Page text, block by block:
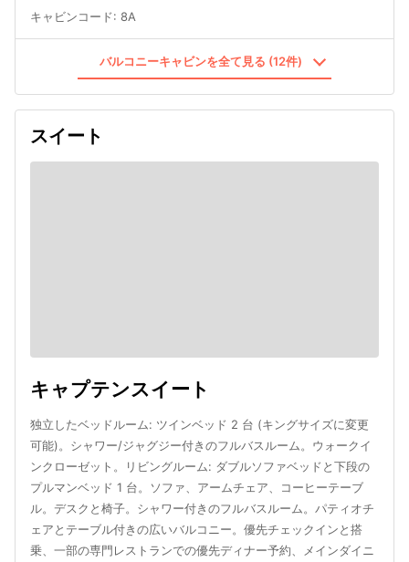
キャビンコード: 8A
バルコニーキャビンを全て見る (12件)
スイート
キャプテンスイート
独立したベッドルーム: ツインベッド 2 台 (キングサイズに変更
可能)。シャワー/ジャグジー付きのフルバスルーム。ウォークイ
ンクローゼット。リビングルーム: ダブルソファベッドと下段の
プルマンベッド 1 台。ソファ、アームチェア、コーヒーテーブ
ル。デスクと椅子。シャワー付きのフルバスルーム。パティオチ
ェアとテーブル付きの広いバルコニー。優先チェックインと搭
乗、一部の専門レストランでの優先ディナー予約、メインダイニ